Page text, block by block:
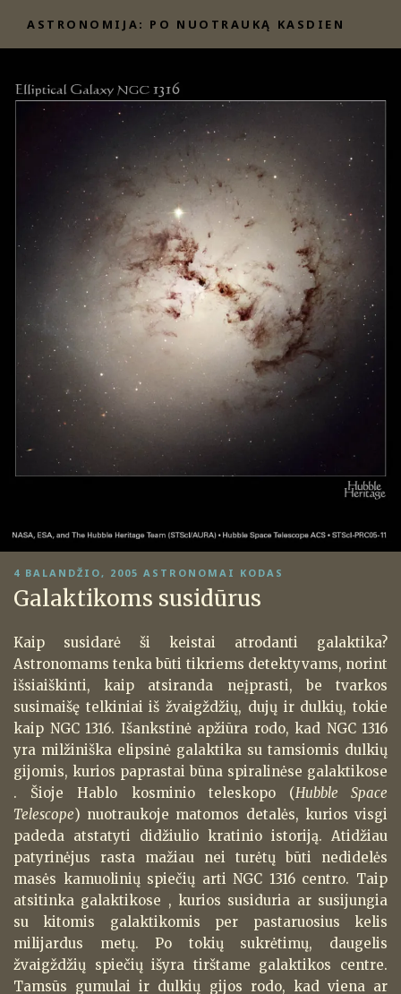
prie
turinio
ASTRONOMIJA: PO NUOTRAUKĄ KASDIEN
PASKELBTA
4 BALANDŽIO, 2005 ASTRONOMAI KODAS
Galaktikoms susidūrus
Kaip susidarė ši keistai atrodanti galaktika?
Astronomams tenka būti tikriems detektyvams, norint
išsiaiškinti, kaip atsiranda neįprasti, be tvarkos
susimaišę telkiniai iš žvaigždžių, dujų ir dulkių, tokie
kaip NGC 1316. Išankstinė apžiūra rodo, kad NGC 1316
yra milžiniška elipsinė galaktika su tamsiomis dulkių
gijomis, kurios paprastai būna spiralinėse galaktikose
. Šioje Hablo kosminio teleskopo (Hubble Space
Telescope) nuotraukoje matomos detalės, kurios visgi
padeda atstatyti didžiulio kratinio istoriją. Atidžiau
patyrinėjus rasta mažiau nei turėtų būti nedidelės
masės kamuolinių spiečių arti NGC 1316 centro. Taip
atsitinka galaktikose , kurios susiduria ar susijungia
su kitomis galaktikomis per pastaruosius kelis
milijardus metų. Po tokių sukrėtimų, daugelis
žvaigždžių spiečių išyra tirštame galaktikos centre.
Tamsūs gumulai ir dulkių gijos rodo, kad viena ar